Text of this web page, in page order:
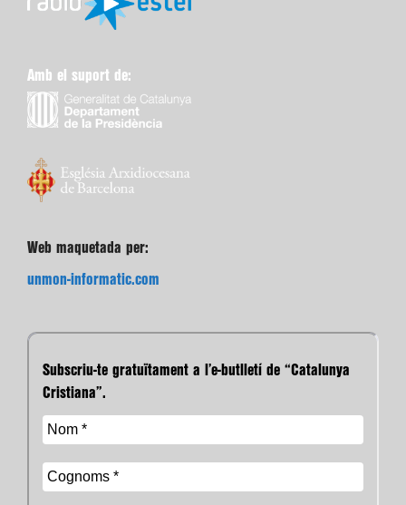
Amb el suport de:
Web maquetada per:
unmon-informatic.com
Subscriu-te gratuïtament a l’e-butlletí de “Catalunya
Cristiana”.